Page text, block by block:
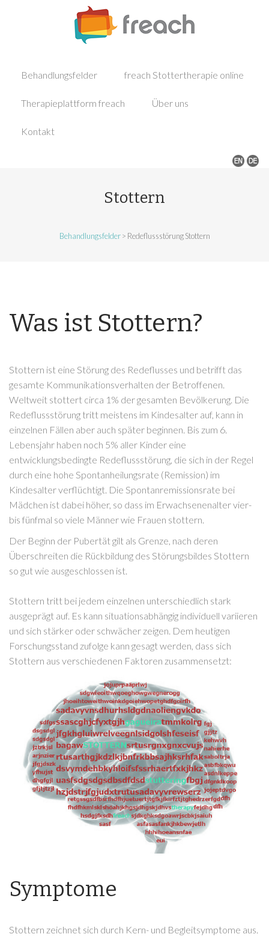
Behandlungsfelder freach Stottertherapie online
Therapieplattform freach Über uns
Kontakt
Stottern
Behandlungsfelder > Redeflussstörung Stottern
Was ist Stottern?
Stottern ist eine Störung des Redeflusses und betrifft das
gesamte Kommunikationsverhalten der Betroffenen.
Weltweit stottert circa 1% der gesamten Bevölkerung. Die
Redeflussstörung tritt meistens im Kindesalter auf, kann in
einzelnen Fällen aber auch später beginnen. Bis zum 6.
Lebensjahr haben noch 5% aller Kinder eine
entwicklungsbedingte Redeflussstörung, die sich in der Regel
durch eine hohe Spontanheilungsrate (Remission) im
Kindesalter verflüchtigt. Die Spontanremissionsrate bei
Mädchen ist dabei höher, so dass im Erwachsenenalter vier-
bis fünfmal so viele Männer wie Frauen stottern.
Der Beginn der Pubertät gilt als Grenze, nach deren
Überschreiten die Rückbildung des Störungsbildes Stottern
so gut wie ausgeschlossen ist.
Stottern tritt bei jedem einzelnen unterschiedlich stark
ausgeprägt auf. Es kann situationsabhängig individuell variieren
und sich stärker oder schwächer zeigen. Dem heutigen
Forschungsstand zufolge kann gesagt werden, dass sich
Stottern aus verschiedenen Faktoren zusammensetzt:
Symptome
Stottern zeichnet sich durch Kern- und Begleitsymptome aus.